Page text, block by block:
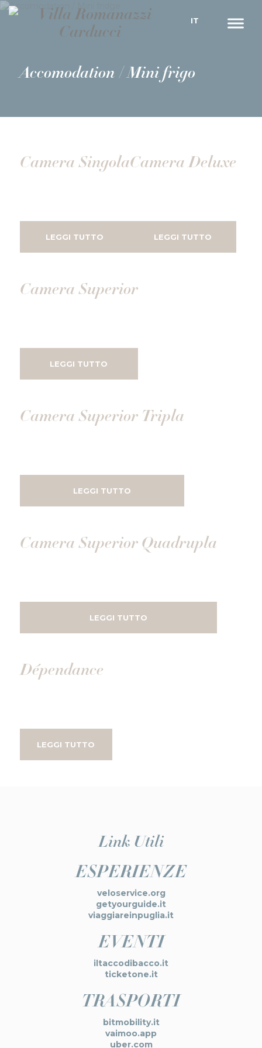
IT
Accomodation /Mini frigo
Camera Singola
LEGGI TUTTO
Camera Deluxe
LEGGI TUTTO
Camera Superior
LEGGI TUTTO
Camera Superior Tripla
LEGGI TUTTO
Camera Superior Quadrupla
LEGGI TUTTO
Dépendance
LEGGI TUTTO
Link Utili
ESPERIENZE
veloservice.org
getyourguide.it
viaggiareinpuglia.it
EVENTI
iltaccodibacco.it
ticketone.it
TRASPORTI
bitmobility.it
vaimoo.app
uber.com